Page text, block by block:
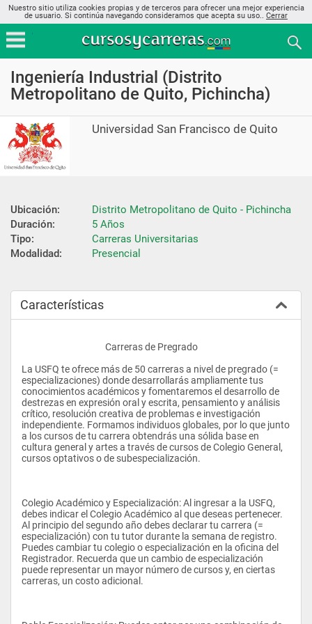
Nuestro sitio utiliza cookies propias y de terceros para ofrecer una mejor experiencia
de usuario. Si continúa navegando consideramos que acepta su uso.. Cerrar
Ingeniería Industrial (Distrito
Metropolitano de Quito, Pichincha)
Universidad San Francisco de Quito
Ubicación:
Distrito Metropolitano de Quito - Pichincha
Duración:
5 Años
Tipo:
Carreras Universitarias
Modalidad:
Presencial
Características
					Carreras de Pregrado
La USFQ te ofrece más de 50 carreras a nivel de pregrado (=
especializaciones) donde desarrollarás ampliamente tus
conocimientos académicos y fomentaremos el desarrollo de
destrezas en expresión oral y escrita, pensamiento y análisis
crítico, resolución creativa de problemas e investigación
independiente. Formamos individuos globales, por lo que junto
a los cursos de tu carrera obtendrás una sólida base en
cultura general y artes a través de cursos de Colegio General,
cursos optativos o de subespecialización.
Colegio Académico y Especialización: Al ingresar a la USFQ,
debes indicar el Colegio Académico al que deseas pertenecer.
Al principio del segundo año debes declarar tu carrera (=
especialización) con tu tutor durante la semana de registro.
Puedes cambiar tu colegio o especialización en la oficina del
Registrador. Recuerda que un cambio de especialización
puede representar un mayor número de cursos y, en ciertas
carreras, un costo adicional.